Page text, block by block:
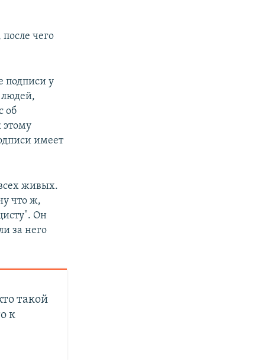
чего
подписи у
об
этому
имеет
живых.
что ж,
Он
за него
такой
к